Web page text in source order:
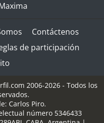
Contáctenos
de participación
2006-2026 - Todos los
Carlos Piro.
número 5346433